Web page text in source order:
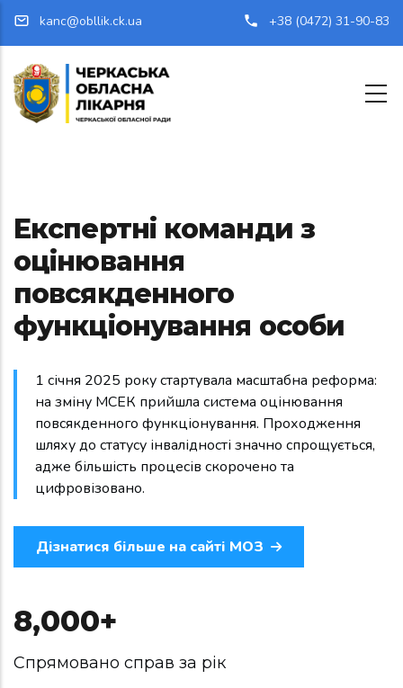
kanc@obllik.ck.ua +38 (0472) 31-90-83
Експертні команди з
оцінювання
повсякденного
функціонування особи
1 січня 2025 року стартувала масштабна реформа:
на зміну МСЕК прийшла система оцінювання
повсякденного функціонування. Проходження
шляху до статусу інвалідності значно спрощується,
адже більшість процесів скорочено та
цифровізовано.
Дізнатися більше на сайті МОЗ
8,000+
Спрямовано справ за рік